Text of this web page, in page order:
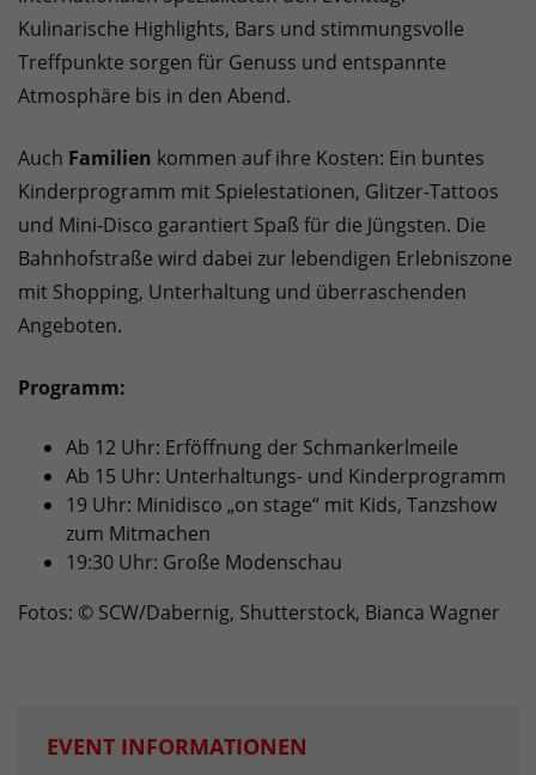
Kulinarische Highlights, Bars und stimmungsvolle
Treffpunkte sorgen für Genuss und entspannte
Atmosphäre bis in den Abend.
Auch Familien kommen auf ihre Kosten: Ein buntes
Kinderprogramm mit Spielestationen, Glitzer-Tattoos
und Mini-Disco garantiert Spaß für die Jüngsten. Die
Bahnhofstraße wird dabei zur lebendigen Erlebniszone
mit Shopping, Unterhaltung und überraschenden
Angeboten.
Programm:
Ab 12 Uhr: Erföffnung der Schmankerlmeile
Ab 15 Uhr: Unterhaltungs- und Kinderprogramm
19 Uhr: Minidisco „on stage“ mit Kids, Tanzshow
zum Mitmachen
19:30 Uhr: Große Modenschau
Fotos: © SCW/Dabernig, Shutterstock, Bianca Wagner
EVENT INFORMATIONEN